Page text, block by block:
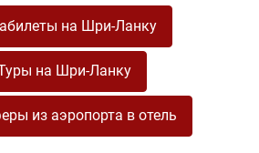
на Шри-Ланку
на Шри-Ланку
из аэропорта в отель